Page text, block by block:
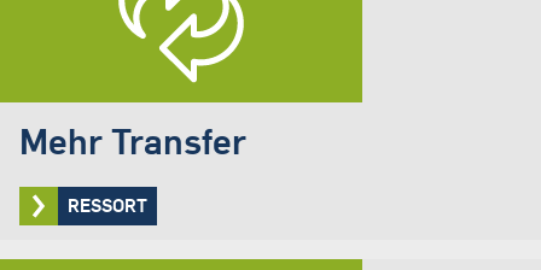
Mehr Transfer
RESSORT